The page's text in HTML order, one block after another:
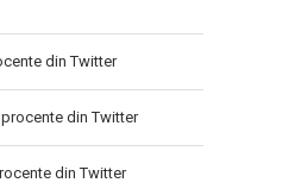
din Twitter
procente din Twitter
din Twitter